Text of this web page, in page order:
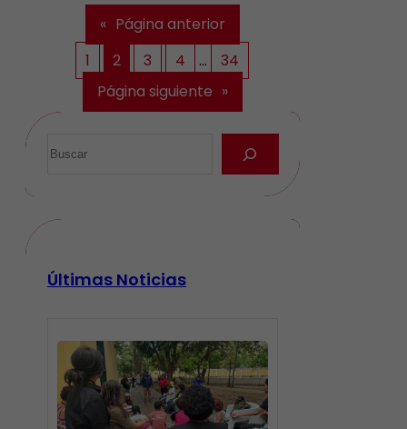
« Página anterior
1
2 3 4 …
34
Página siguiente »
Últimas Noticias